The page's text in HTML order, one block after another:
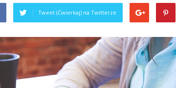
Tweet (Ćwierkaj) na Twitterze